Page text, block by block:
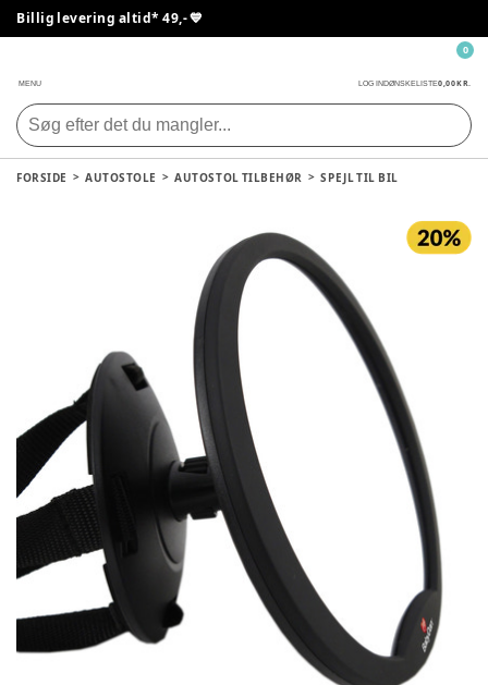
Billig levering altid* 49,- 💙
MENU LOG INDØNSKELISTE0,00 KR.
0
FORSIDE AUTOSTOLE AUTOSTOL TILBEHØR SPEJL TIL BIL